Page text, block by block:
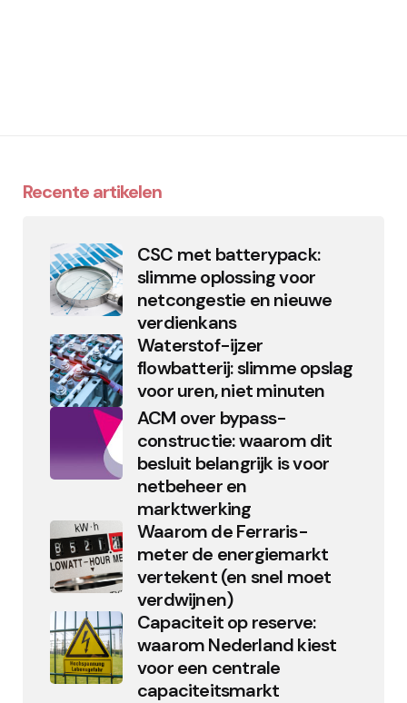
Recente artikelen
CSC met batterypack:
slimme oplossing voor
netcongestie en nieuwe
verdienkans
Waterstof-ijzer
flowbatterij: slimme opslag
voor uren, niet minuten
ACM over bypass-
constructie: waarom dit
besluit belangrijk is voor
netbeheer en
marktwerking
Waarom de Ferraris-
meter de energiemarkt
vertekent (en snel moet
verdwijnen)
Capaciteit op reserve:
waarom Nederland kiest
voor een centrale
capaciteitsmarkt